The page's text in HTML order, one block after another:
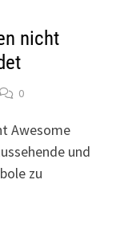
nicht
0
Awesome
und
zu